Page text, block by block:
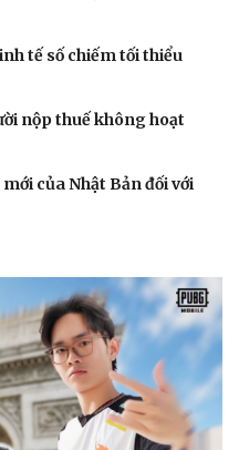
tế số chiếm tối thiểu
nộp thuế không hoạt
của Nhật Bản đối với